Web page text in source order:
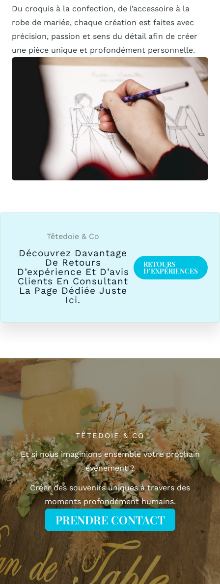
Du croquis à la confection, de l’accessoire à la
robe de mariée, chaque création est faites avec
précision, passion et sens du détail afin de créer
une pièce unique et profondément personnelle.
Têtedoie & Co
Découvrez Davantage
De Retours
D’expérience Et D’avis
Clients En Consultant
La Page Dédiée Juste
Ici.
RETOURS
D’EXPÉRIENCES
TÊTEDOIE & CO
Et si nous imaginions ensemble votre prochain
événement ?
Créer des souvenirs uniques à travers des
moments profondément humains.
PRENDRE CONTACT